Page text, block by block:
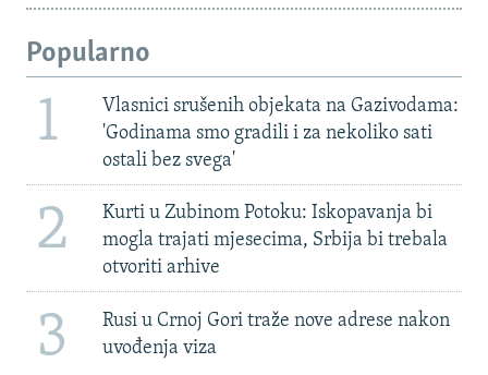
Popularno
1
Vlasnici srušenih objekata na Gazivodama:
'Godinama smo gradili i za nekoliko sati
ostali bez svega'
2
Kurti u Zubinom Potoku: Iskopavanja bi
mogla trajati mjesecima, Srbija bi trebala
otvoriti arhive
3
Rusi u Crnoj Gori traže nove adrese nakon
uvođenja viza